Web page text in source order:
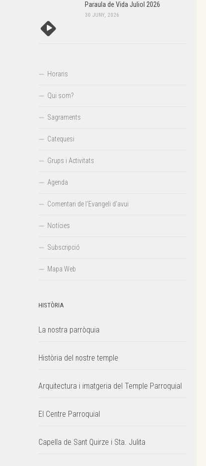
Paraula de Vida Juliol 2026
30 JUNY, 2026
Horaris
Qui som?
Sagraments
Catequesi
Grups i Activitats
Agenda
Comentari de l’Evangeli d’avui
Notícies
Subscripció
Mapa Web
HISTÒRIA
La nostra parròquia
Història del nostre temple
Arquitectura i imatgeria del Temple Parroquial
El Centre Parroquial
Capella de Sant Quirze i Sta. Julita